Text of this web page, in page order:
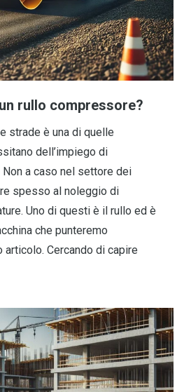
rullo compressore?
strade è una di quelle
dell’impiego di
a caso nel settore dei
spesso al noleggio di
Uno di questi è il rullo ed è
che punteremo
articolo. Cercando di capire